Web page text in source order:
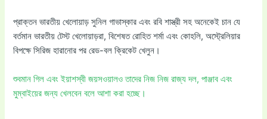
প্রাক্তন ভারতীয় খেলোয়াড় সুনিল গাভাস্কার এবং রবি শাস্ত্রী সহ অনেকেই চান যে
বর্তমান ভারতীয় টেস্ট খেলোয়াড়রা, বিশেষত রোহিত শর্মা এবং কোহলি, অস্ট্রেলিয়ার
বিপক্ষে সিরিজ হারানোর পর রেড-বল ক্রিকেট খেলুন।
শুবমান গিল এবং ইয়াশস্বী জয়সওয়ালও তাদের নিজ নিজ রাজ্য দল, পাঞ্জাব এবং
মুম্বাইয়ের জন্য খেলবেন বলে আশা করা হচ্ছে।